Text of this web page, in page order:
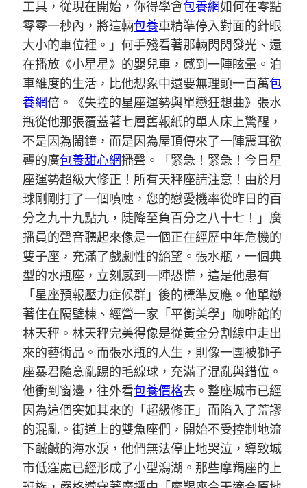
工具，從現在開始，你得學會包養網如何在零點
零零一秒內，將這輛包養車精準停入對面的針眼
大小的車位裡。」何手殘看著那輛閃閃發光、還
在播放《小星星》的嬰兒車，感到一陣眩暈。泊
車維度的生活，比他想象中還要無理頭一百萬包
養網倍。《失控的星座運勢與單戀狂想曲》張水
瓶從他那張覆蓋著七層舊報紙的單人床上驚醒，
不是因為鬧鐘，而是因為屋頂傳來了一陣震耳欲
聾的廣包養甜心網播聲。「緊急！緊急！今日星
座運勢超級大修正！所有天秤座請注意！由於月
球剛剛打了一個噴嚏，您的戀愛機率從昨日的百
分之九十九點九，陡降至負百分之八十七！」廣
播員的聲音聽起來像是一個正在經歷中年危機的
雙子座，充滿了戲劇性的絕望。張水瓶，一個典
型的水瓶座，立刻感到一陣恐慌，這是他患有
「星座預報壓力症候群」後的標準反應。他單戀
著住在隔壁棟、經營一家「平衡美學」咖啡館的
林天秤。林天秤完美得像是從黃金分割線中走出
來的藝術品。而張水瓶的人生，則像一團被獅子
座暴君隨意亂踢的毛線球，充滿了混亂與錯位。
他衝到窗邊，往外看包養價格去。整座城市已經
因為這個突如其來的「超級修正」而陷入了荒謬
的混亂。街道上的雙魚座們，開始不受控制地流
下鹹鹹的海水淚，他們無法停止地哭泣，導致城
市低窪處已經形成了小型潟湖。那些摩羯座的上